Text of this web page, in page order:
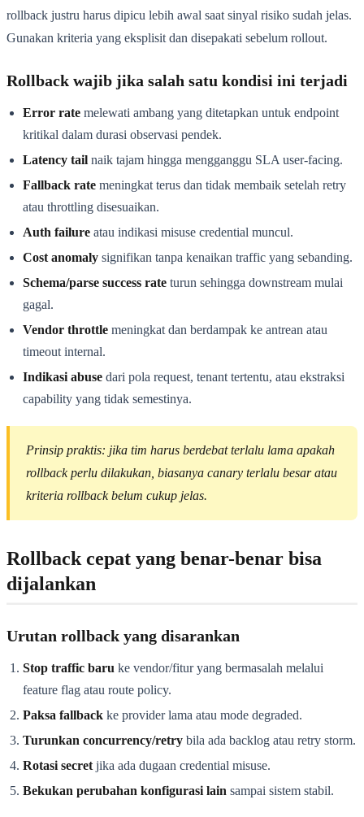
rollback justru harus dipicu lebih awal saat sinyal risiko sudah jelas.
Gunakan kriteria yang eksplisit dan disepakati sebelum rollout.
Rollback wajib jika salah satu kondisi ini terjadi
Error rate melewati ambang yang ditetapkan untuk endpoint
kritikal dalam durasi observasi pendek.
Latency tail naik tajam hingga mengganggu SLA user-facing.
Fallback rate meningkat terus dan tidak membaik setelah retry
atau throttling disesuaikan.
Auth failure atau indikasi misuse credential muncul.
Cost anomaly signifikan tanpa kenaikan traffic yang sebanding.
Schema/parse success rate turun sehingga downstream mulai
gagal.
Vendor throttle meningkat dan berdampak ke antrean atau
timeout internal.
Indikasi abuse dari pola request, tenant tertentu, atau ekstraksi
capability yang tidak semestinya.
Prinsip praktis: jika tim harus berdebat terlalu lama apakah
rollback perlu dilakukan, biasanya canary terlalu besar atau
kriteria rollback belum cukup jelas.
Rollback cepat yang benar-benar bisa
dijalankan
Urutan rollback yang disarankan
Stop traffic baru ke vendor/fitur yang bermasalah melalui
feature flag atau route policy.
Paksa fallback ke provider lama atau mode degraded.
Turunkan concurrency/retry bila ada backlog atau retry storm.
Rotasi secret jika ada dugaan credential misuse.
Bekukan perubahan konfigurasi lain sampai sistem stabil.